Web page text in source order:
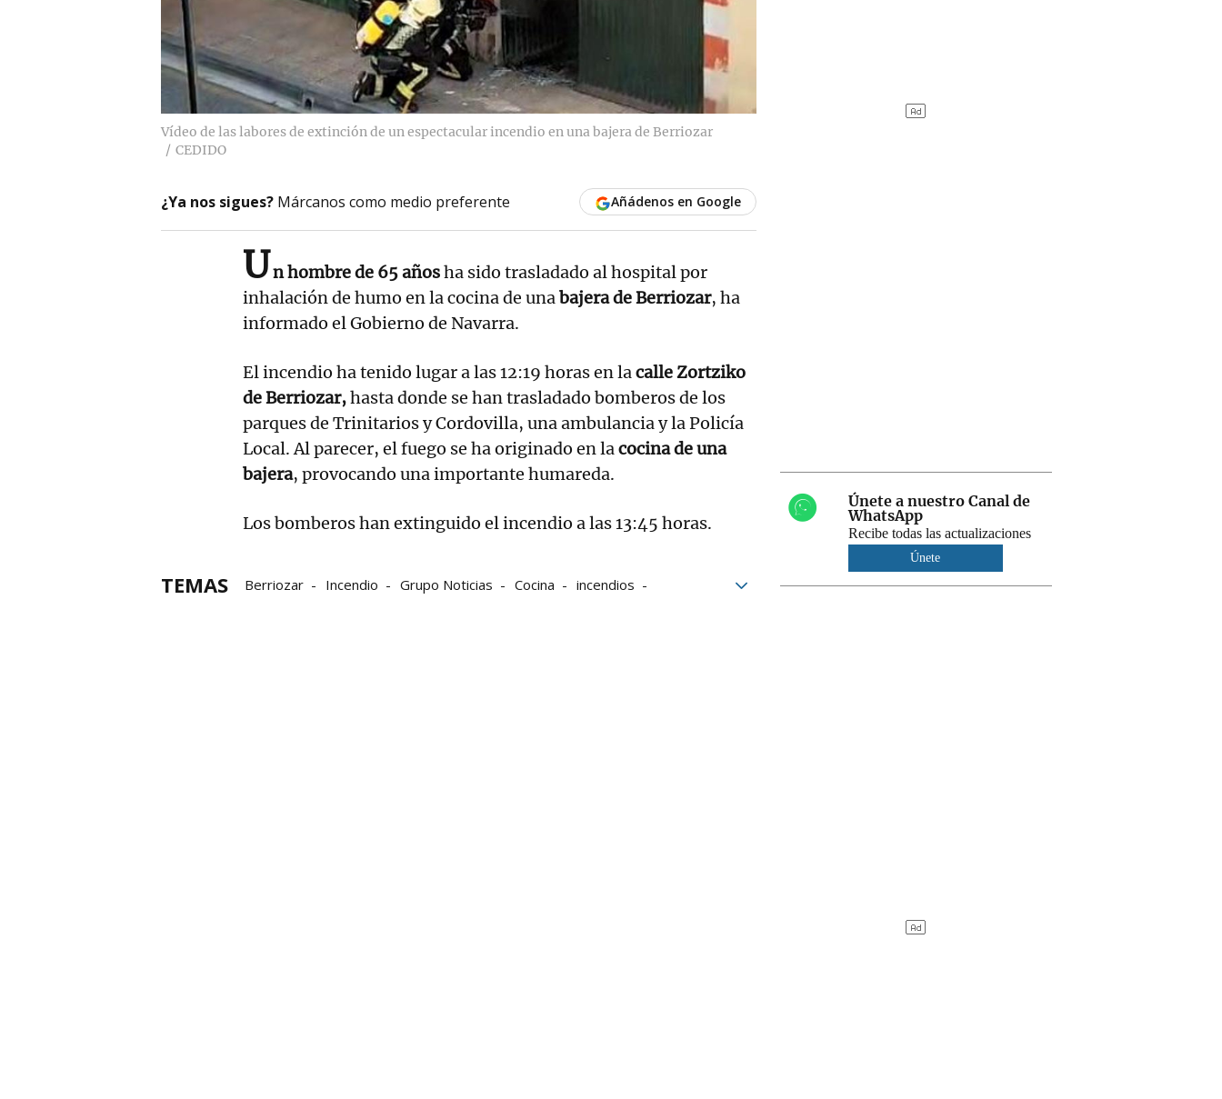
Vídeo de las labores de extinción de un espectacular incendio en una bajera de Berriozar
CEDIDO
¿Ya nos sigues? Márcanos como medio preferente Añádenos en Google
Un hombre de 65 añosha sido trasladado al hospital por
inhalación de humo en la cocina de unabajera de Berriozar, ha
informado el Gobierno de Navarra.
El incendio ha tenido lugar a las 12:19 horas en lacalle Zortziko
de Berriozar,hasta donde se han trasladado bomberos de los
parques de Trinitarios y Cordovilla, una ambulancia y la Policía
Local. Al parecer, el fuego se ha originado en lacocina de una
bajera, provocando una importante humareda.
Los bomberos han extinguido el incendio a las 13:45 horas.
TEMAS Berriozar Incendio Grupo Noticias Cocina
incendios
Únete a nuestro Canal de
WhatsApp
Recibe todas las actualizaciones
Únete